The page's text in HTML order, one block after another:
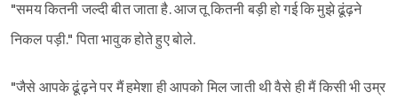
Sign in
"समय कितनी जल्दी बीत जाता है. आज तू कितनी बड़ी हो गई कि मुझे ढूंढ़ने
निकल पड़ी." पिता भावुक होते हुए बोले.
"जैसे आपके ढूंढ़ने पर मैं हमेशा ही आपको मिल जाती थी वैसे ही मैं किसी भी उम्र